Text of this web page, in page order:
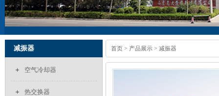
首页 > 产品展示 > 减振器
减振器
空气冷却器
热交换器